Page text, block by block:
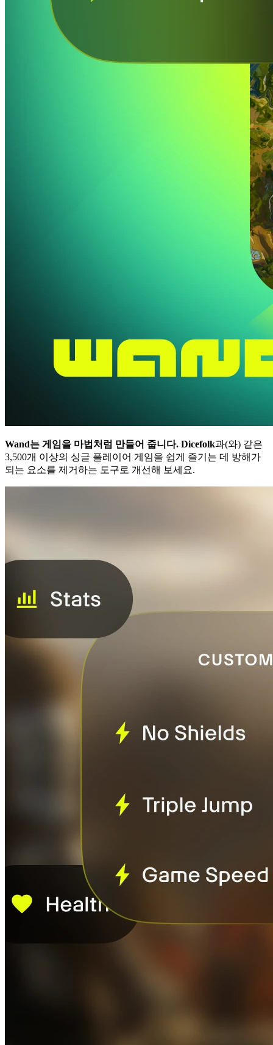
Wand는 게임을 마법처럼 만들어 줍니다. Dicefolk과(와) 같은
3,500개 이상의 싱글 플레이어 게임을 쉽게 즐기는 데 방해가
되는 요소를 제거하는 도구로 개선해 보세요.